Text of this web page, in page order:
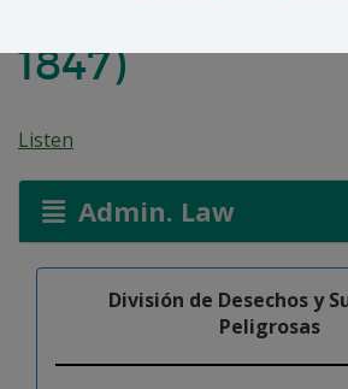
1847)
Listen
Admin. Law
División de Desechos y
Peligrosas